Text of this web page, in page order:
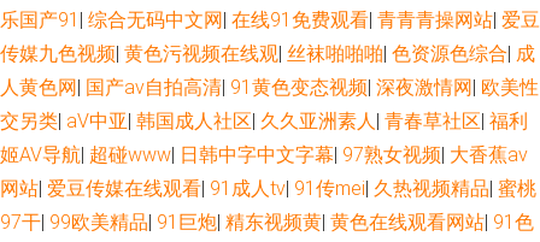
乐国产91 | 综合无码中文网| 在线91免费观看| 青青青操网站| 爱豆
传媒九色视频| 黄色污视频在线观| 丝袜啪啪啪| 色资源色综合| 成
人黄色网| 国产av自拍高清| 91黄色变态视频| 深夜激情网| 欧美性
交另类| aV中亚| 韩国成人社区| 久久亚洲素人| 青春草社区| 福利
姬AV导航| 超碰www| 日韩中字中文字幕| 97熟女视频| 大香蕉av
网站| 爱豆传媒在线观看| 91成人tv| 91传mei| 久热视频精品| 蜜桃
97干| 99欧美精品| 91巨炮| 精东视频黄| 黄色在线观看网站| 91色